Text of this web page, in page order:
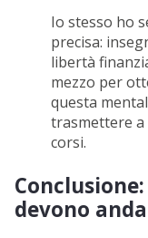
Io stesso ho
precisa:
libertà
mezzo per
questa
trasmettere
corsi.
devono